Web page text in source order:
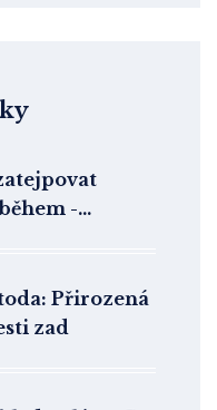
-
Přirozená
zad